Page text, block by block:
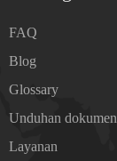
FAQ
Blog
Glossary
Unduhan dokumen
Layanan